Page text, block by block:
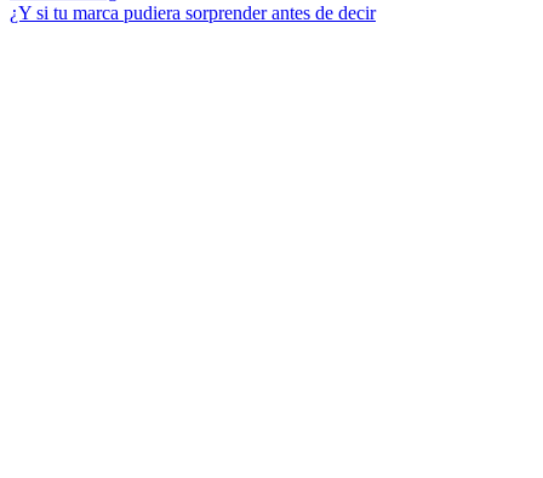
¿Y si tu marca pudiera sorprender antes de decir